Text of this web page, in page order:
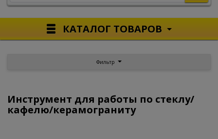
КАТАЛОГ ТОВАРОВ
Фильтр
Инструмент для работы по стеклу/
кафелю/керамограниту